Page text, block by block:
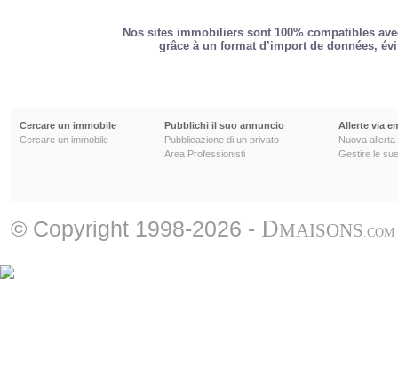
Nos sites immobiliers sont 100% compatibles
grâce à un format d’import de données,
Cercare un immobile
Cercare un immobile
Pubblichi il suo annuncio
Pubblicazione di un privato
Area Professionisti
Allerte via
Nuova allerta
Gestire le
© Copyright 1998-2026 - DMAISONS.COM